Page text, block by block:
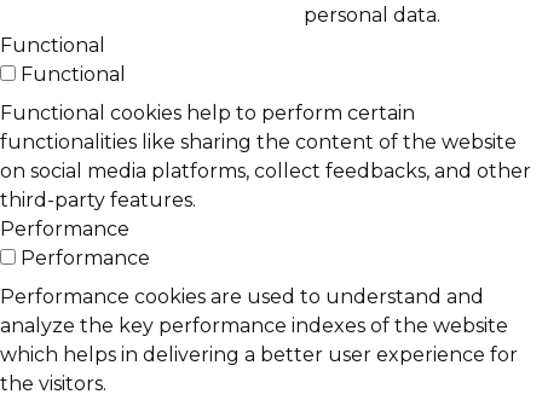
personal data.
Functional
Functional
Functional cookies help to perform certain
functionalities like sharing the content of the website
on social media platforms, collect feedbacks, and other
third-party features.
Performance
Performance
Performance cookies are used to understand and
analyze the key performance indexes of the website
which helps in delivering a better user experience for
the visitors.